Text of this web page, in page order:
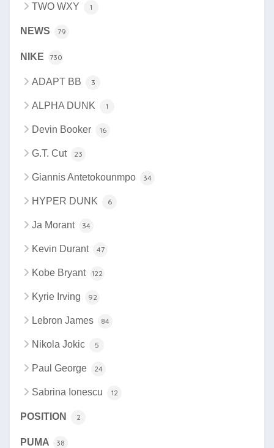
TWO WXY 1
NEWS 79
NIKE 730
ADAPT BB 3
ALPHA DUNK 1
Devin Booker 16
G.T. Cut 23
Giannis Antetokounmpo 34
HYPER DUNK 6
Ja Morant 34
Kevin Durant 47
Kobe Bryant 122
Kyrie Irving 92
Lebron James 84
Nikola Jokic 5
Paul George 24
Sabrina Ionescu 12
POSITION 2
PUMA 38